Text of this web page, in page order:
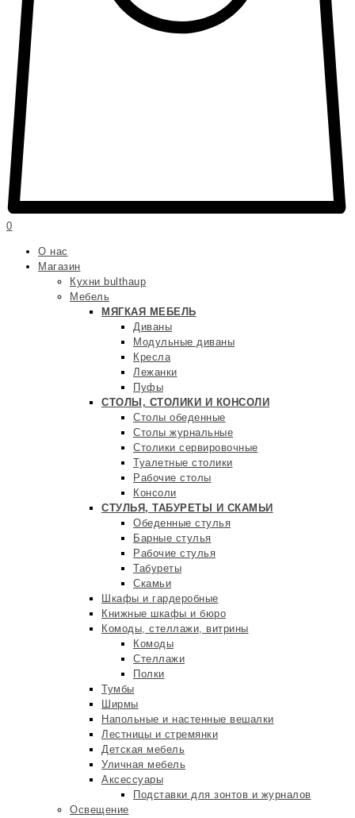
0
О нас
Магазин
Кухни bulthaup
Мебель
МЯГКАЯ МЕБЕЛЬ
Диваны
Модульные диваны
Кресла
Лежанки
Пуфы
СТОЛЫ, СТОЛИКИ И КОНСОЛИ
Столы обеденные
Столы журнальные
Столики сервировочные
Туалетные столики
Рабочие столы
Консоли
СТУЛЬЯ, ТАБУРЕТЫ И СКАМЬИ
Обеденные стулья
Барные стулья
Рабочие стулья
Табуреты
Скамьи
Шкафы и гардеробные
Книжные шкафы и бюро
Комоды, стеллажи, витрины
Комоды
Стеллажи
Полки
Тумбы
Ширмы
Напольные и настенные вешалки
Лестницы и стремянки
Детская мебель
Уличная мебель
Аксессуары
Подставки для зонтов и журналов
Освещение